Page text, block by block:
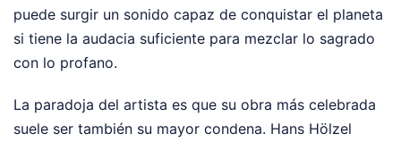
puede surgir un sonido capaz de conquistar el planeta
si tiene la audacia suficiente para mezclar lo sagrado
con lo profano.
La paradoja del artista es que su obra más celebrada
suele ser también su mayor condena. Hans Hölzel